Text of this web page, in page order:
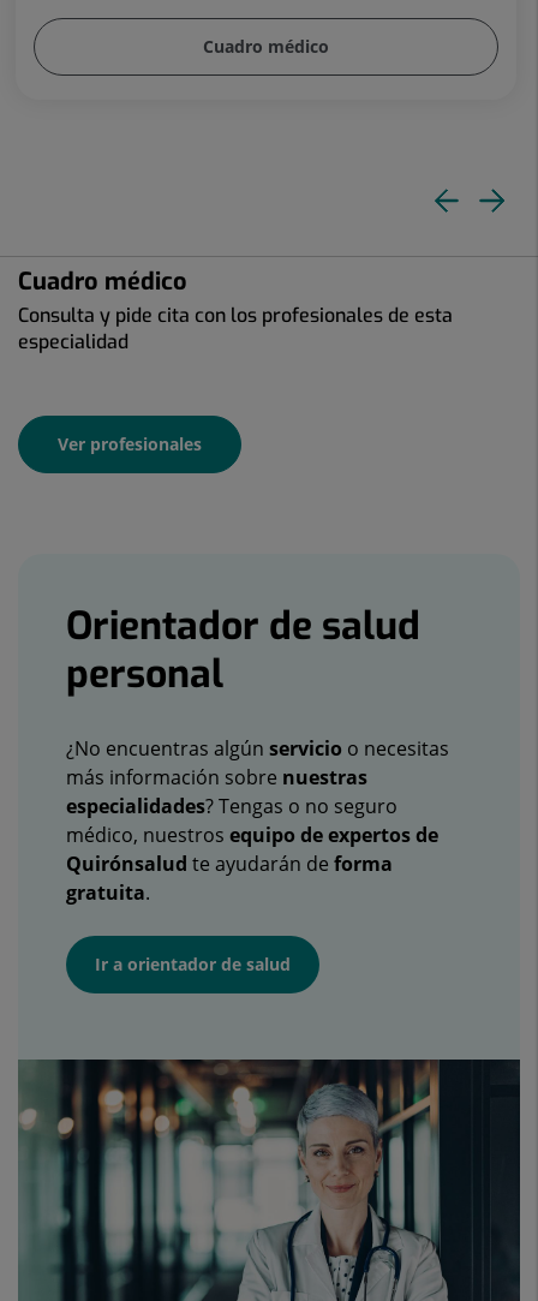
Cuadro médico
Cuadro médico
Consulta y pide cita con los profesionales de esta
especialidad
Ver profesionales
Orientador de salud
personal
¿No encuentras algún servicio o necesitas
más información sobre nuestras
especialidades? Tengas o no seguro
médico, nuestros equipo de expertos de
Quirónsalud te ayudarán de forma
gratuita.
Ir a orientador de salud